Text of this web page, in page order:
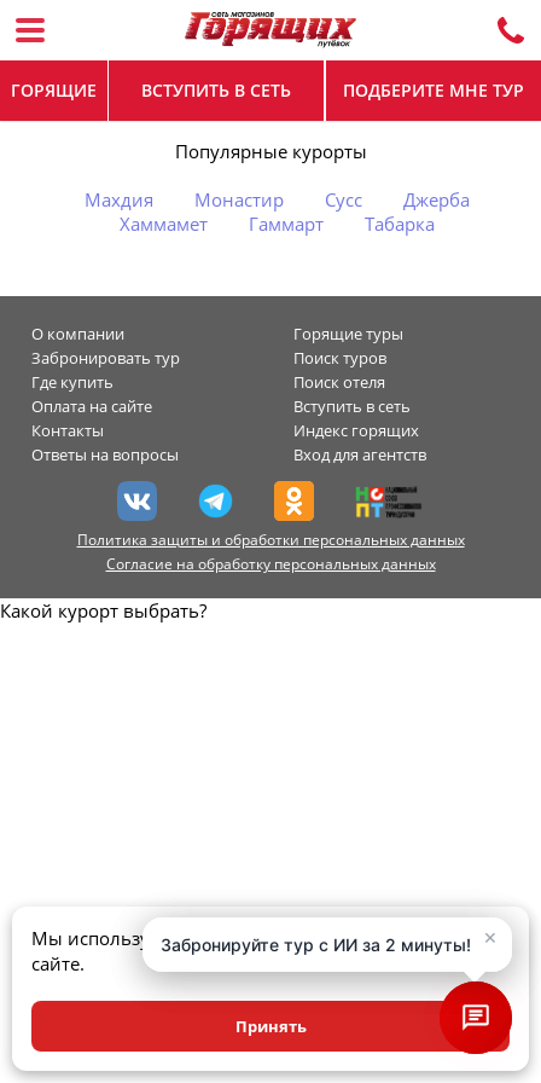
ГОРЯЩИЕ ВСТУПИТЬ В СЕТЬ ПОДБЕРИТЕ МНЕ ТУР
Популярные курорты
Махдия
Монастир Сусс
Джерба
Хаммамет
Гаммарт Табарка
О компании
Горящие туры
Забронировать тур
Поиск туров
Где купить
Поиск отеля
Оплата на сайте
Вступить в сеть
Контакты
Индекс горящих
Ответы на вопросы
Вход для агентств
Политика защиты и обработки персональных данных
Согласие на обработку персональных данных
Мы используем куки, чтобы улучшить ваш опыт на
сайте.
Принять
×
Забронируйте тур с ИИ за 2 минуты! ×
Забронируйте тур с ИИ за 2 минуты!
Какой курорт выбрать?